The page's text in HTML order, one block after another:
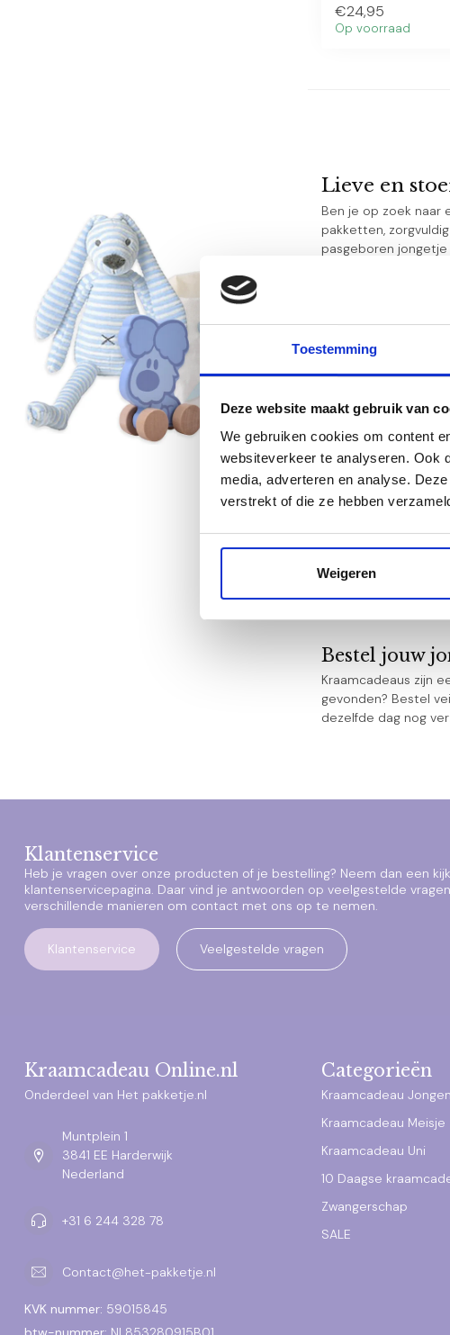
Toestemming
Deze website maakt gebruik van
We gebruiken cookies om content
websiteverkeer te analyseren. Ook
media, adverteren en analyse.
verstrekt of die ze hebben
Weigeren
€24,95
Op voorraad
Lieve en
Ben je op zoek naar
pakketten,
pasgeboren
Met zorg en
Hoera het is
Bij de geboorte
kraamcadeaus, is
nu op zoek bent
pakket voor ieder
Extra mooi aan de
Super zacht
Ieder
Het pakketje
tinten. Allemaal
Bestel jouw
Kraamcadeaus zijn
gevonden? Bestel
dezelfde dag nog
Klantenservice
Heb je vragen over onze producten of je bestelling? Neem dan een
klantenservicepagina. Daar vind je antwoorden op veelgestelde
verschillende manieren om contact met ons op te nemen.
Klantenservice Veelgestelde vragen
Kraamcadeau Online.nl
Onderdeel van Het pakketje.nl
Muntplein 1
3841 EE Harderwijk
Nederland
+31 6 244 328 78
Contact@het-pakketje.nl
KVK nummer: 59015845
Categorieën
Kraamcadeau Jongen
Kraamcadeau Meisje
Kraamcadeau Uni
10 Daagse
Zwangerschap
SALE